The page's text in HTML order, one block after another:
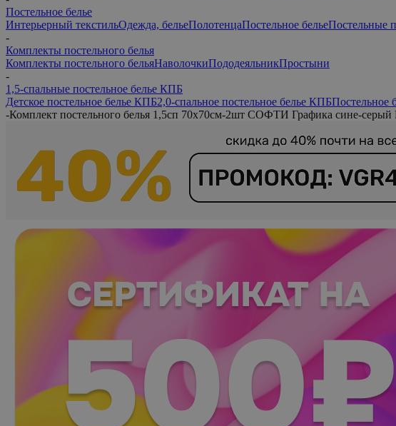
Постельное белье
Интерьерный текстильОдежда, бельеПолотенцаПостельное бельеПостельные
-
Комплекты постельного белья
Комплекты постельного бельяНаволочкиПододеяльникПростыни
-
1,5-спальные постельное белье КПБ
Детское постельное белье КПБ2,0-спальное постельное белье КПБПостельное
-Комплект постельного белья 1,5сп 70х70см-2шт СОФТИ Графика сине-